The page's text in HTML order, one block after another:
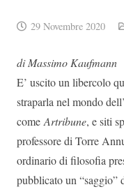
29 Novembre 2020
di Massimo Kaufmann
E’ uscito un libercolo
straparla nel mondo
come Artribune, e siti
professore di Torre
ordinario di filosofia
pubblicato un “saggio”